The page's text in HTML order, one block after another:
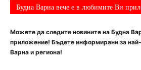
Будна Варна вече е в любимите Ви
Можете да следите новините на Будна
приложение! Бъдете информирани за
Варна и региона!